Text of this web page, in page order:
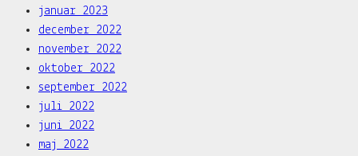
januar 2023
december 2022
november 2022
oktober 2022
september 2022
juli 2022
juni 2022
maj 2022